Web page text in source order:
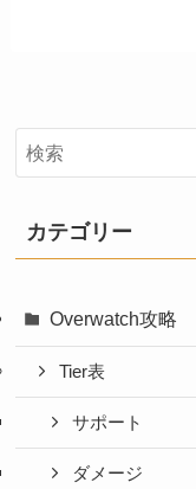
カテゴリー
Overwatch攻略
Tier表
サポート
ダメージ